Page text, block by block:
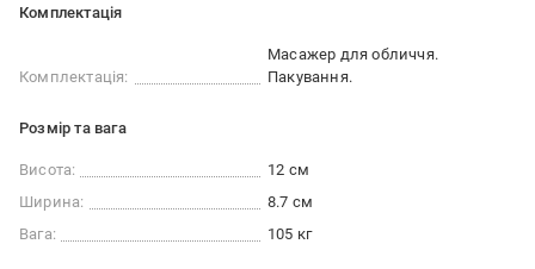
Комплектація
Комплектація:
Масажер для обличчя.
Пакування.
Розмір та вага
Висота:
12 см
Ширина:
8.7 см
Вага:
105 кг